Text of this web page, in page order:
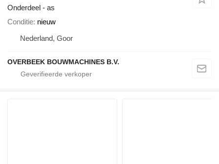
Onderdeel - as
Conditie nieuw
Nederland, Goor
OVERBEEK BOUWMACHINES B.V.